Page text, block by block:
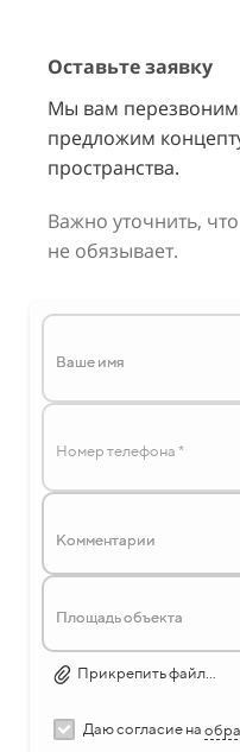
Оставьте заявку
Мы вам
предложим
пространства.
Важно уточнить,
не обязывает.
Ваше имя
Комментарии
Площадь объекта
Прикрепить файл...
Даю согласие на